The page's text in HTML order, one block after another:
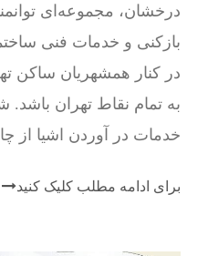
درخشان، مجموعه‌ای
بازکنی و خدمات فنی
در کنار همشهریان ساکن
به تمام نقاط تهران باشد.
خدمات در آوردن اشیا از
برای ادامه مطلب کلیک کنید